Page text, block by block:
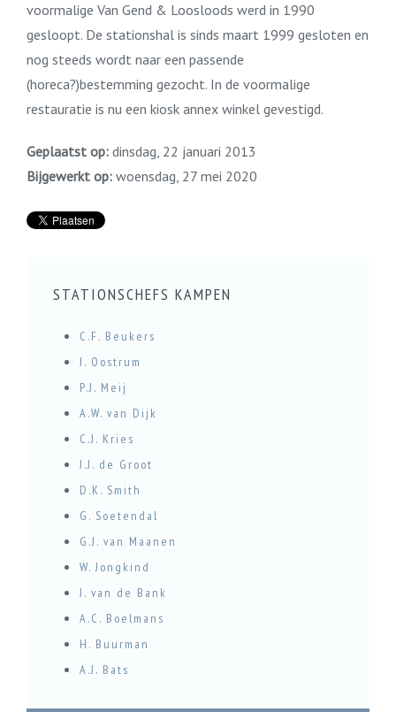
voormalige Van Gend & Loosloods werd in 1990
gesloopt. De stationshal is sinds maart 1999 gesloten en
nog steeds wordt naar een passende
(horeca?)bestemming gezocht. In de voormalige
restauratie is nu een kiosk annex winkel gevestigd.
Geplaatst op: dinsdag, 22 januari 2013
Bijgewerkt op: woensdag, 27 mei 2020
STATIONSCHEFS KAMPEN
C.F. Beukers
J. Oostrum
P.J. Meij
A.W. van Dijk
C.J. Kries
J.J. de Groot
D.K. Smith
G. Soetendal
G.J. van Maanen
W. Jongkind
J. van de Bank
A.C. Boelmans
H. Buurman
A.J. Bats